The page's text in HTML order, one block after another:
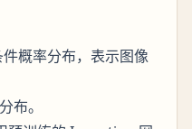
概率分布，表示图像
布。